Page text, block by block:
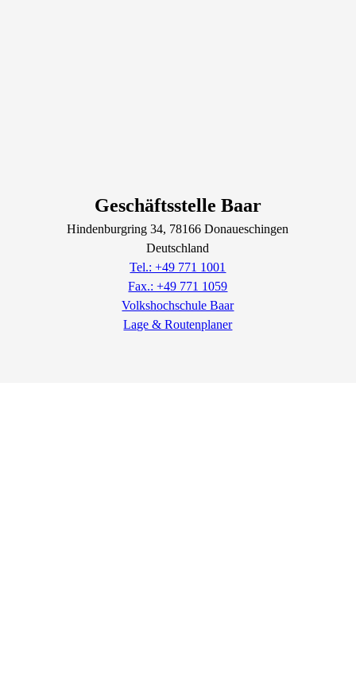
Geschäftsstelle Baar
Hindenburgring 34, 78166Donaueschingen
Deutschland
Tel.: +49 771 1001
Fax.: +49 771 1059
Volkshochschule Baar
Lage & Routenplaner